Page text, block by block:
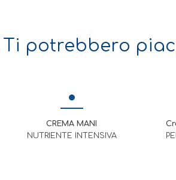
Ti potrebbero
CREMA MANI
NUTRIENTE INTENSIVA